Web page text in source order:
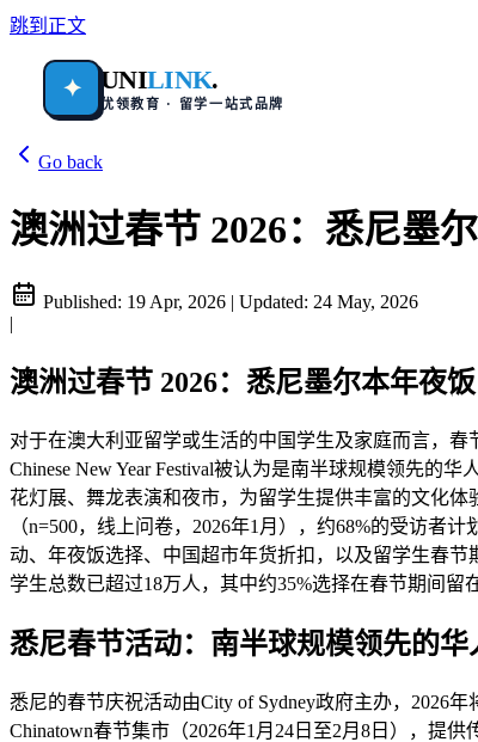
跳到正文
✦ UNILINK.
优领教育 · 留学一站式品牌
Go back
澳洲过春节 2026：悉尼墨
Published: 19 Apr, 2026 | Updated: 24 May, 2026
|
澳洲过春节 2026：悉尼墨尔本年夜
对于在澳大利亚留学或生活的中国学生及家庭而言，
Chinese New Year Festival被认为是南半球规模领先的
花灯展、舞龙表演和夜市，为留学生提供丰富的文化
（n=500，线上问卷，2026年1月），约68%的受访者
动、年夜饭选择、中国超市年货折扣，以及留学生春
学生总数已超过18万人，其中约35%选择在春节期间
悉尼春节活动：南半球规模领先的华
悉尼的春节庆祝活动由City of Sydney政府主办，2026年
Chinatown春节集市（2026年1月24日至2月8日），提